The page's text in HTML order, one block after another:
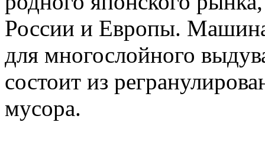
России и Европы.
для многослойного
состоит из
мусора.